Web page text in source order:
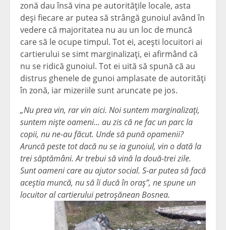
zonă dau însă vina pe autorităţile locale, asta
deşi fiecare ar putea să strângă gunoiul având în
vedere că majoritatea nu au un loc de muncă
care să le ocupe timpul. Tot ei, aceşti locuitori ai
cartierului se simt marginalizaţi, ei afirmând că
nu se ridică gunoiul. Tot ei uită să spună că au
distrus ghenele de gunoi amplasate de autorităţi
în zonă, iar mizeriile sunt aruncate pe jos.
„Nu prea vin, rar vin aici. Noi suntem marginalizaţi,
suntem nişte oameni… au zis că ne fac un parc la
copii, nu ne-au făcut. Unde să pună opamenii?
Aruncă peste tot dacă nu se ia gunoiul, vin o dată la
trei săptămâni. Ar trebui să vină la două-trei zile.
Sunt oameni care au ajutor social. S-ar putea să facă
aceştia muncă, nu să îi ducă în oraş”, ne spune un
locuitor al cartierului petroşănean Bosnea.